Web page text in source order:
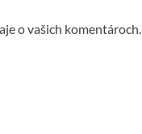
o vašich komentároch.